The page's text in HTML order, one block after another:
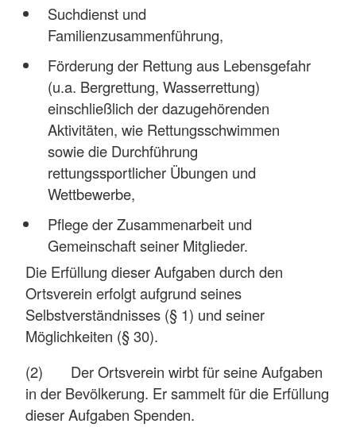
Suchdienst und
Familienzusammenführung,
Förderung der Rettung aus Lebensgefahr
(u.a. Bergrettung, Wasserrettung)
einschließlich der dazugehörenden
Aktivitäten, wie Rettungsschwimmen
sowie die Durchführung
rettungssportlicher Übungen und
Wettbewerbe,
Pflege der Zusammenarbeit und
Gemeinschaft seiner Mitglieder.
Die Erfüllung dieser Aufgaben durch den
Ortsverein erfolgt aufgrund seines
Selbstverständnisses (§ 1) und seiner
Möglichkeiten (§ 30).
(2) Der Ortsverein wirbt für seine Aufgaben
in der Bevölkerung. Er sammelt für die Erfüllung
dieser Aufgaben Spenden.